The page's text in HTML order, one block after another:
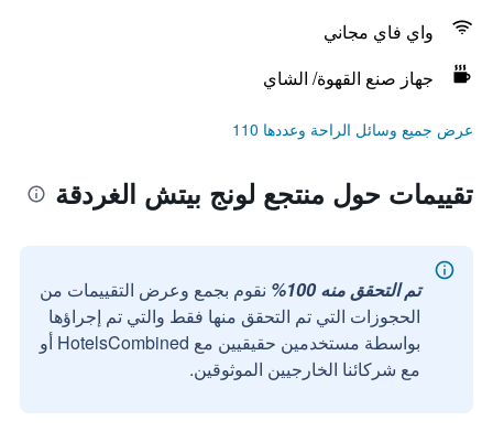
واي فاي مجاني
جهاز صنع القهوة/ الشاي
عرض جميع وسائل الراحة وعددها 110
تقييمات حول منتجع لونج بيتش الغردقة
تم التحقق منه 100%
نقوم بجمع وعرض التقييمات من
الحجوزات التي تم التحقق منها فقط والتي تم إجراؤها
بواسطة مستخدمين حقيقيين مع HotelsCombined أو
مع شركائنا الخارجيين الموثوقين.